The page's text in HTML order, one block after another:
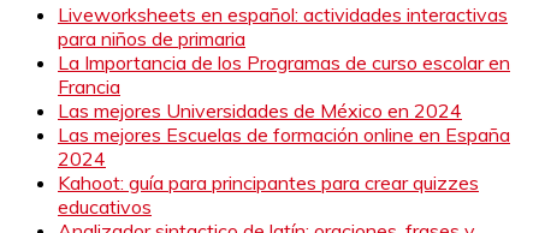
Liveworksheets en español: actividades interactivas
para niños de primaria
La Importancia de los Programas de curso escolar en
Francia
Las mejores Universidades de México en 2024
Las mejores Escuelas de formación online en España
2024
Kahoot: guía para principantes para crear quizzes
educativos